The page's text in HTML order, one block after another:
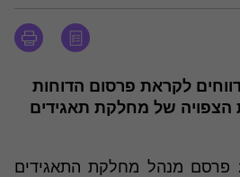
לקראת פרסום הדוחות
הצפויה של מחלקת תאגידים
ביום 20 בינואר 2026 פרסם מנהל מחלקת התאגידים